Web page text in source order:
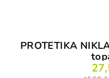
PROTETIKA